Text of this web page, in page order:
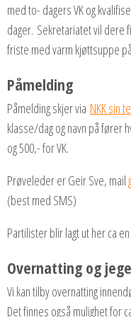
med to- dagers VK og
dager. Sekretariatet vil dere
friste med varm kjøttsuppe
Påmelding
Påmelding skjer via NKK sin
klasse/dag og navn på fører
og 500,- for VK.
Prøveleder er Geir Sve, mail
(best med SMS)
Partilister blir lagt ut her ca
Overnatting og
Vi kan tilby overnatting
Det finnes også mulighet for